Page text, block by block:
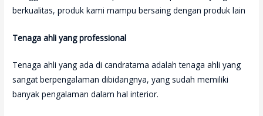
berkualitas, produk kami mampu bersaing dengan produk lain
Tenaga ahli yang professional
Tenaga ahli yang ada di candratama adalah tenaga ahli yang
sangat berpengalaman dibidangnya, yang sudah memiliki
banyak pengalaman dalam hal interior.